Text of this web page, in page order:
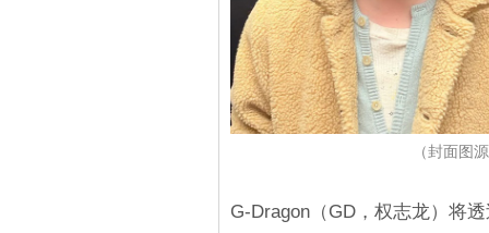
（封面图
G-Dragon（GD，权志龙）将